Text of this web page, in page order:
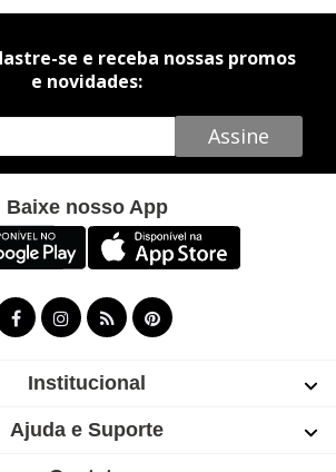
se e receba nossas promos
e novidades:
Assine
Baixe nosso App
Institucional
Ajuda e Suporte